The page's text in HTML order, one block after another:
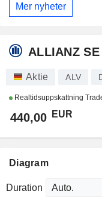
Mer nyheter
ALLIANZ SE
Aktie ALV
Realtidsuppskattning
440,00 EUR
Diagram
Duration